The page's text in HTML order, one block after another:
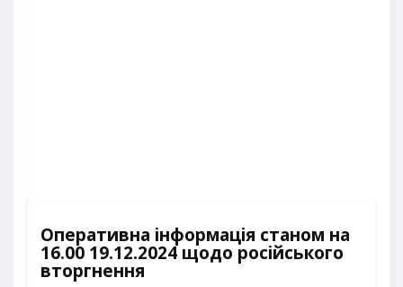
Оперативна інформація станом на
16.00 19.12.2024 щодо російського
вторгнення